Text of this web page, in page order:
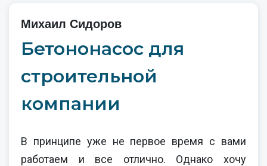
Михаил Сидоров
Бетононасос для
строительной
компании
В принципе уже не первое время с вами
работаем и все отлично. Однако хочу